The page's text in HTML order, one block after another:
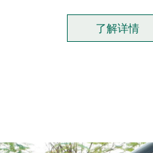
了解详情